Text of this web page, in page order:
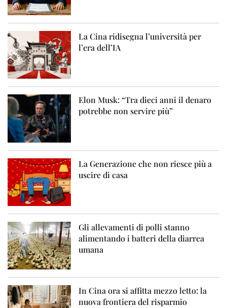
La Cina ridisegna l’università per
l’era dell’IA
Elon Musk: “Tra dieci anni il denaro
potrebbe non servire più”
La Generazione che non riesce più a
uscire di casa
Gli allevamenti di polli stanno
alimentando i batteri della diarrea
umana
In Cina ora si affitta mezzo letto: la
nuova frontiera del risparmio